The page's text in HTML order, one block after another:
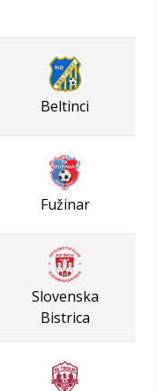
Beltinci
Fužinar
Slovenska
Bistrica